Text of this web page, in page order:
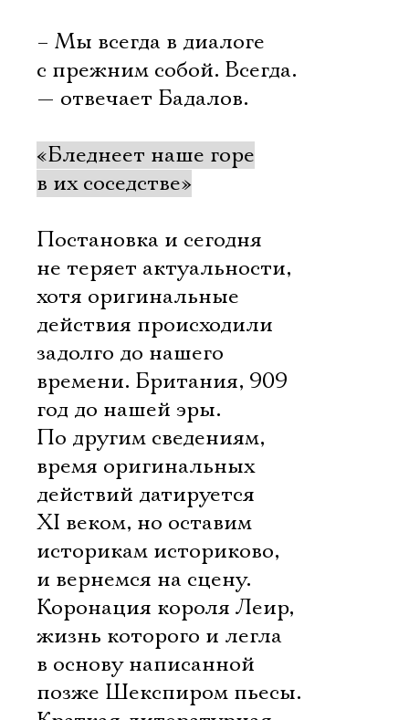
– Мы всегда в диалоге
с прежним собой. Всегда.
— отвечает Бадалов.
«Бледнеет наше горе
в их соседстве»
Постановка и сегодня
не теряет актуальности,
хотя оригинальные
действия происходили
задолго до нашего
времени. Британия, 909
год до нашей эры.
По другим сведениям,
время оригинальных
действий датируется
XI веком, но оставим
историкам историково,
и вернемся на сцену.
Коронация короля Леир,
жизнь которого и легла
в основу написанной
позже Шекспиром пьесы.